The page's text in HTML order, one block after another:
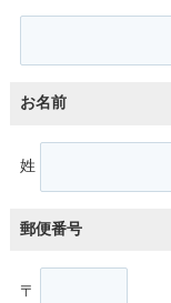
お名前
姓
郵便番号
〒